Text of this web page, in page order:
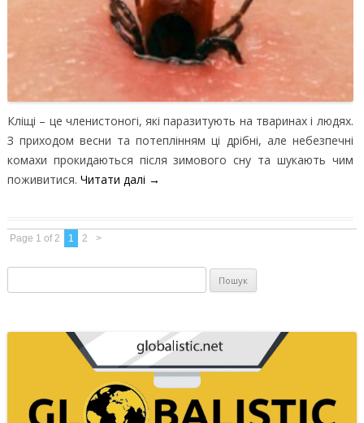
Кліщі – це членистоногі, які паразитують на тваринах і людях.
З приходом весни та потеплінням ці дрібні, але небезпечні
комахи прокидаються після зимового сну та шукають чим
поживитися. Читати далі →
Page 1 of 2 1 2 >